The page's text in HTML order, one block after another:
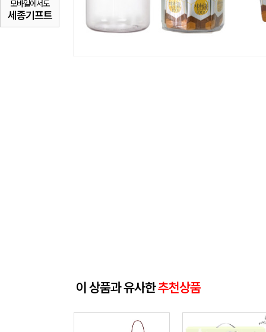
모바일에서도
세종기프트
이 상품과 유사한추천상품